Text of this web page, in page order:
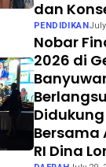
dan
PENDIDIKAN
Nobar
2026 di
Didukung
Bersama
RI Dina